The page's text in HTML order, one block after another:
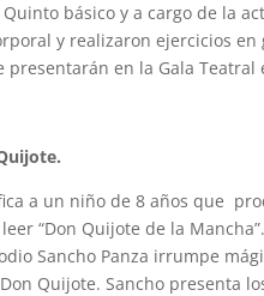
básico y a cargo de la
y realizaron ejercicios
en la Gala Teatral
a un niño de 8 años que
“Don Quijote de la
Sancho Panza irrumpe
Quijote. Sancho presenta